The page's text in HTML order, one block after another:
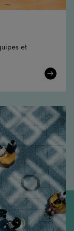
et
Learn